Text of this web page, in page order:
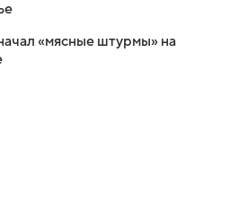
«мясные штурмы» на